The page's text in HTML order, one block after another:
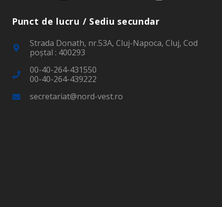
Punct de lucru / Sediu secundar
Strada Donath, nr.53A, Cluj-Napoca, Cluj, Cod
poştal : 400293
00-40-264-431550
00-40-264-439222
secretariat@nord-vest.ro